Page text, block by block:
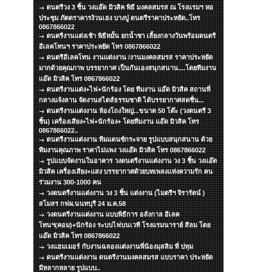
ดนตรีวง 3 ชิ้น วงแอ๊ด มิวสิค พิธี มงคลสมรส ณ โรงแรมฯ หอ
ประชุม ภัตตราคารง้วนเฮง บางปู ดนตรีราคาประหยัด..โทร
0867866022
ดนตรีงานแต่งเช้า พิธีหมั้น ยกน้ำชา เลี้ยงกลางวันพร้อมดนตรี
อีเลคโทนฯ ราคาประหยัด โทร 0867866022
ดนตรีอีเลคโทน งานแต่งงาน /งานมงคลสมรส ราคาประหยัด
มากด้วยคุณภาพ บรรยากาศ เป็นกันเองสนุกสนาน....โดยทีมงาน
แอ๊ด มิวสิค โทร 0867866022
ดนตรีงานแต่ง+ไฟ+นักร้อง โดย ทีมงาน แอ๊ด มิวสิค สถานที่
กลางแจ้งลาน จัดงานสไตส์ธรรมชาติ ได้บรรยากาศสดชื่น...
ดนตรีงานแต่งงาน ห้องโถงใหญ่...ขนาด 50 โต๊ะ (วงดนตรี 3
ชิ้น) เครื่องเสียง+ไฟ+นักร้อง+ โดยทีมงาน แอ๊ด มิวสิค โทร
0867866022..
ดนตรีงานแต่งงาน ทีมแดนซ์กระจาย รูปแบบสนุกสนาน ด้วย
ทีมงานคุณภาพ ราคาไม่แพง วงแอ๊ด มิวสิค โทร 0867866022
รูปแบบจัดงานในอาคาร วงดนตรีงานแต่งงาน วง 3 ชิ้น วงแอ๊ด
มิวสิค เครื่องเสียง+แสง บรรยากาศด้วยบทเพลงแห่งความรัก คน
ร่วมงาน 300-1000 คน
วงดนตรีงานแต่งงาน วง 3 ชิ้น แต่งงาน (ไมตรีฯ จิรารัตน์ )
สโมสร กฟผ.นนทบุรี 24 ม.ค.58
วงดนตรีงานแต่งงาน แบบพิธีการ อลังกาล อีเลค
โทนฯ(คอม)+นักร้อง ระบบไฟบนเวที โรงแรมนาราย์ สีลม โดย
แอ๊ด มิวสิค โทร 0867866022
วงแฮมเมอร์ กับงานฉลองแต่งงานพี่น้องมุสลิม ที่ ปทุม
ดนตรีงานแต่งงาน ดนตรีงานมงคลสมรส แบบราคา ประหยัด
มีหลากหลาย รูปแบบ..